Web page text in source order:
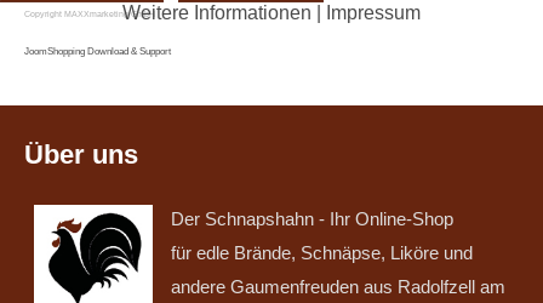
Copyright MAXXmarketing GmbH
JoomShopping Download & Support
Über uns
Der Schnapshahn - Ihr Online-Shop
für edle Brände, Schnäpse, Liköre und
andere Gaumenfreuden aus Radolfzell am
Weitere Informationen
Impressum